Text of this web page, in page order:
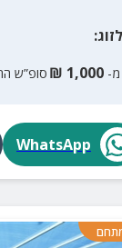
לזוג:
1,000
₪ סופ”ש
WhatsApp